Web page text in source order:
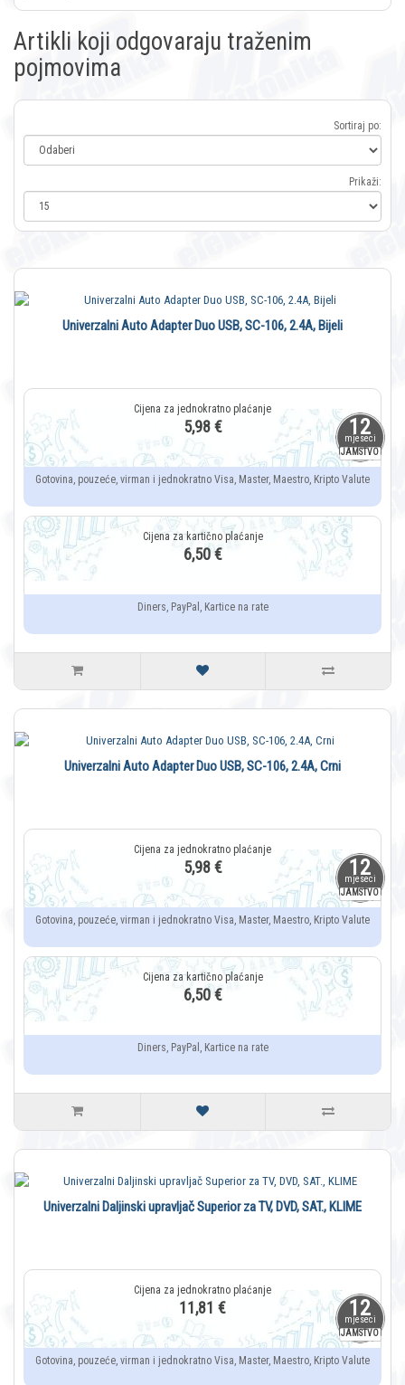
Artikli koji odgovaraju traženim
pojmovima
Sortiraj po:
Prikaži:
12
mjeseci
JAMSTVO
Univerzalni Auto Adapter Duo USB, SC-106, 2.4A, Bijeli
5,98 €
Gotovina, pouzeće, virman i jednokratno Visa, Master, Maestro, Kripto Valute
6,50 €
Diners, PayPal, Kartice na rate
12
mjeseci
JAMSTVO
Univerzalni Auto Adapter Duo USB, SC-106, 2.4A, Crni
5,98 €
Gotovina, pouzeće, virman i jednokratno Visa, Master, Maestro, Kripto Valute
6,50 €
Diners, PayPal, Kartice na rate
12
mjeseci
JAMSTVO
Univerzalni Daljinski upravljač Superior za TV, DVD, SAT., KLIME
11,81 €
Gotovina, pouzeće, virman i jednokratno Visa, Master, Maestro, Kripto Valute